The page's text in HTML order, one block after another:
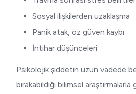
Sosyal ilişkilerden uzaklaşma
Panik atak, öz güven kaybı
İntihar düşünceleri
Psikolojik şiddetin uzun vadede
bırakabildiği bilimsel